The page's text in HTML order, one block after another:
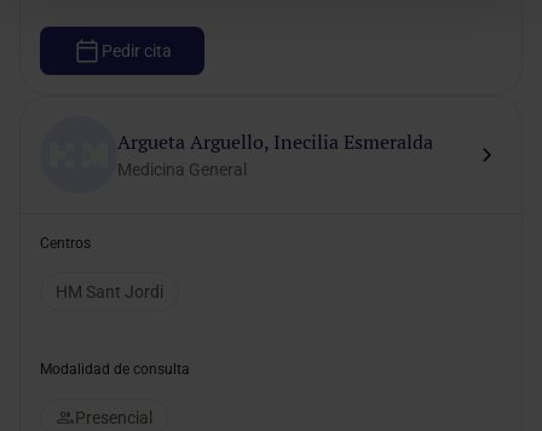
Pedir cita
Argueta Arguello, Inecilia Esmeralda
Medicina General
Centros
HM Sant Jordi
Modalidad de consulta
Presencial